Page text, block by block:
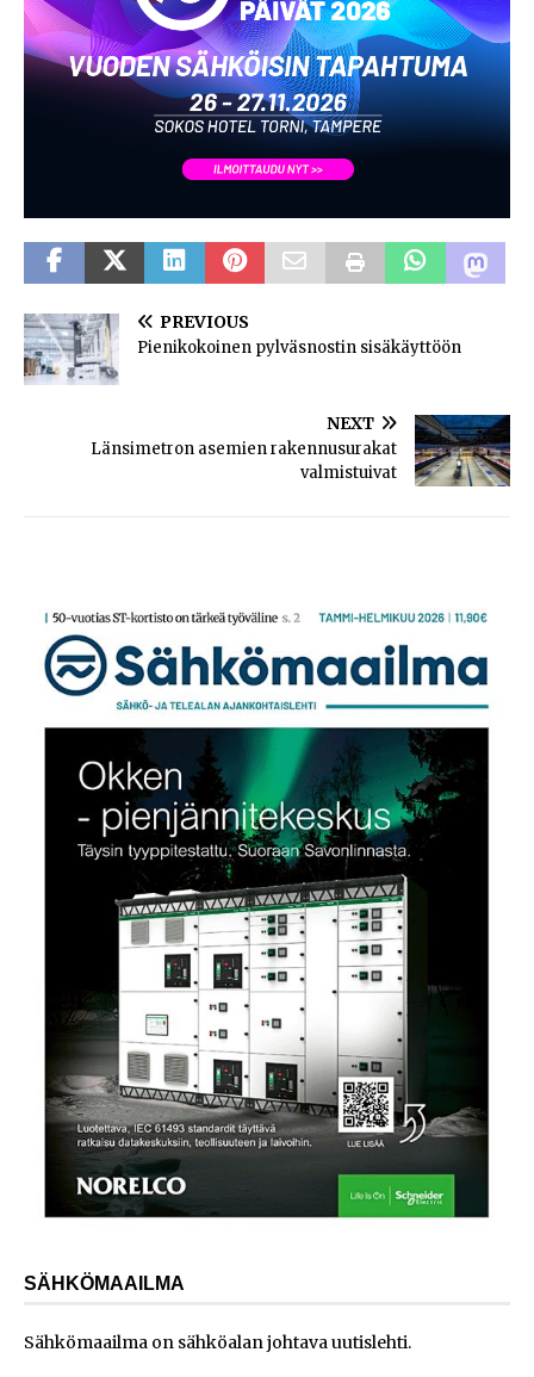
PREVIOUS
Pienikokoinen pylväsnostin sisäkäyttöön
NEXT
Länsimetron asemien rakennusurakat
valmistuivat
SÄHKÖMAAILMA
Sähkömaailma on sähköalan johtava uutislehti.